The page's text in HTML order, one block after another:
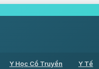
Y Học Cổ Truyền Y Tế